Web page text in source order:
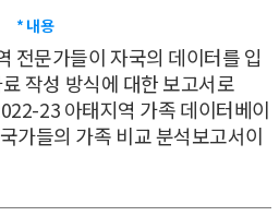
* 내용
전문가들이 자국의 데이터를 입
작성 방식에 대한 보고서로
23 아태지역 가족 데이터베이
가들의 가족 비교 분석보고서이